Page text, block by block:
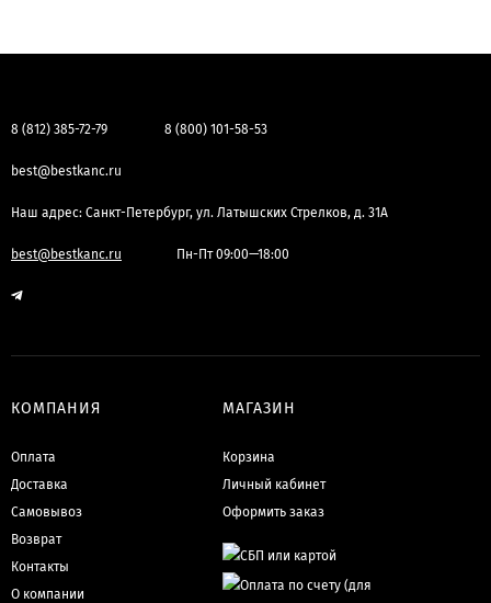
8 (812) 385-72-79 8 (800) 101-58-53
best@bestkanc.ru
Наш адрес: Санкт-Петербург, ул. Латышских Стрелков, д. 31А
best@bestkanc.ru Пн-Пт 09:00—18:00
КОМПАНИЯ
Оплата
Доставка
Самовывоз
Возврат
Контакты
О компании
МАГАЗИН
Корзина
Личный кабинет
Оформить заказ